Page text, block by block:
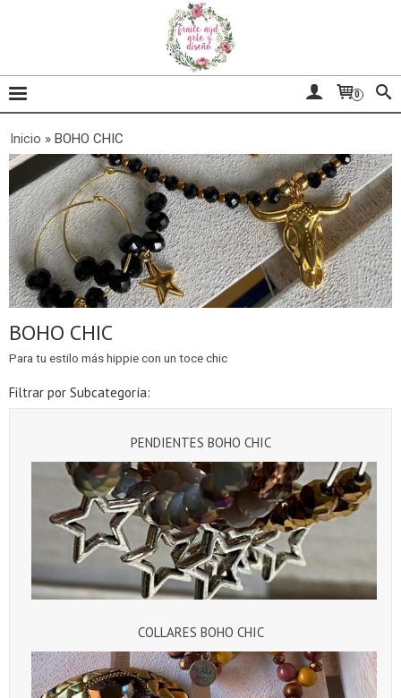
0
Inicio » BOHO CHIC
BOHO CHIC
Para tu estilo más hippie con un toce chic
Filtrar por Subcategoría:
PENDIENTES BOHO CHIC
COLLARES BOHO CHIC